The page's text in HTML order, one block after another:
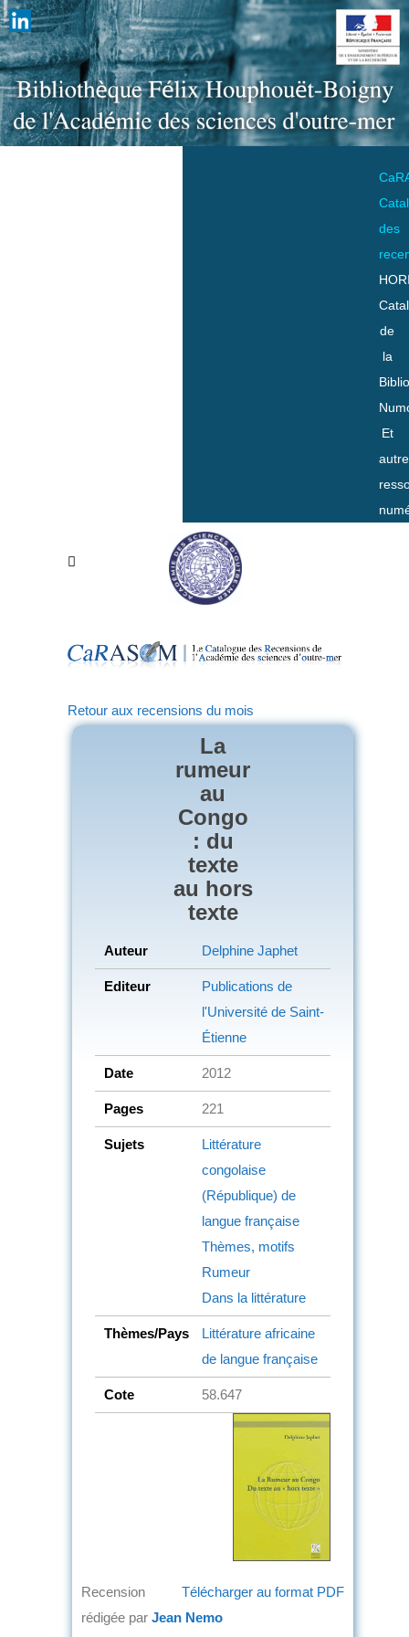
des
de
la
Et
Retour aux recensions du mois
La
rumeur
au
Congo
: du
texte
au hors
texte
Auteur Delphine Japhet
Editeur
Publications de
l'Université de Saint-
Étienne
Date 2012
Pages 221
Sujets
Littérature
congolaise
(République) de
langue française
Thèmes, motifs
Rumeur
Dans la littérature
Thèmes/Pays
Littérature africaine
de langue française
Cote 58.647
Télécharger au format PDF
Recension
rédigée par Jean Nemo